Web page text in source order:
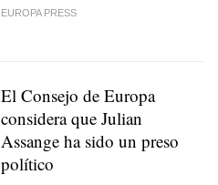
EUROPA PRESS
El Consejo de Europa
considera que Julian
Assange ha sido un preso
político